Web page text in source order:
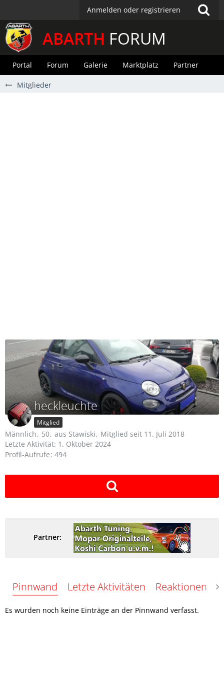
Anmelden oder registrieren
ABARTH FORUM
Portal Forum Galerie Marktplatz Partner
Mitglieder
heckleuchte
Mitglied
Männlich 50 aus Stawiski
Mitglied seit 11. Juli 2018
Letzte Aktivität: 1. Oktober 2024
Profil-Aufrufe 494
Partner:
Pinnwand Letzte Aktivitäten Reaktionen
Es wurden noch keine Einträge an der Pinnwand verfasst.